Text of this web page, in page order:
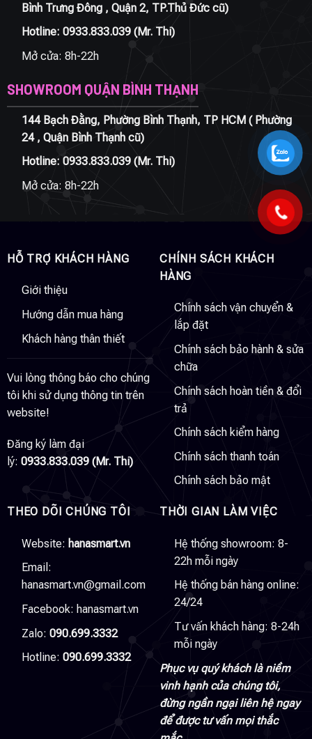
Bình Trưng Đông , Quận 2, TP.Thủ Đức cũ)
Hotline: 0933.833.039(Mr. Thi)
Mở cửa: 8h-22h
SHOWROOM QUẬN BÌNH THẠNH
144 Bạch Đằng, Phường Bình Thạnh, TP HCM ( Phường
24 , Quận Bình Thạnh cũ)
Hotline: 0933.833.039(Mr. Thi)
Mở cửa: 8h-22h
HỖ TRỢ KHÁCH HÀNG
Giới thiệu
Hướng dẫn mua hàng
Khách hàng thân thiết
Vui lòng thông báo cho chúng
tôi khi sử dụng thông tin trên
website!
Đăng ký làm đại
lý: 0933.833.039 (Mr. Thi)
CHÍNH SÁCH KHÁCH
HÀNG
Chính sách vận chuyển &
lắp đặt
Chính sách bảo hành & sửa
chữa
Chính sách hoàn tiền & đổi
trả
Chính sách kiểm hàng
Chính sách thanh toán
Chính sách bảo mật
THEO DÕI CHÚNG TÔI
Website: hanasmart.vn
Email:
hanasmart.vn@gmail.com
Facebook: hanasmart.vn
Zalo: 090.699.3332
Hotline: 090.699.3332
THỜI GIAN LÀM VIỆC
Hệ thống showroom: 8-
22h mỗi ngày
Hệ thống bán hàng online:
24/24
Tư vấn khách hàng: 8-24h
mỗi ngày
Phục vụ quý khách là niềm
vinh hạnh của chúng tôi,
đừng ngần ngại liên hệ ngay
để được tư vấn mọi thắc